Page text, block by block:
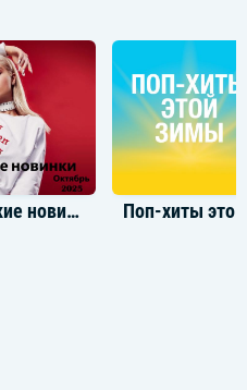
Громкие новинки: Октябрь 2025